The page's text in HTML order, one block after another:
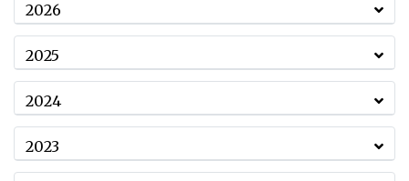
2026
2025
2024
2023